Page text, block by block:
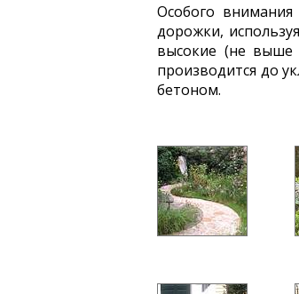
Особого
дорожки,
высокие (не выше
производится до
бетоном.